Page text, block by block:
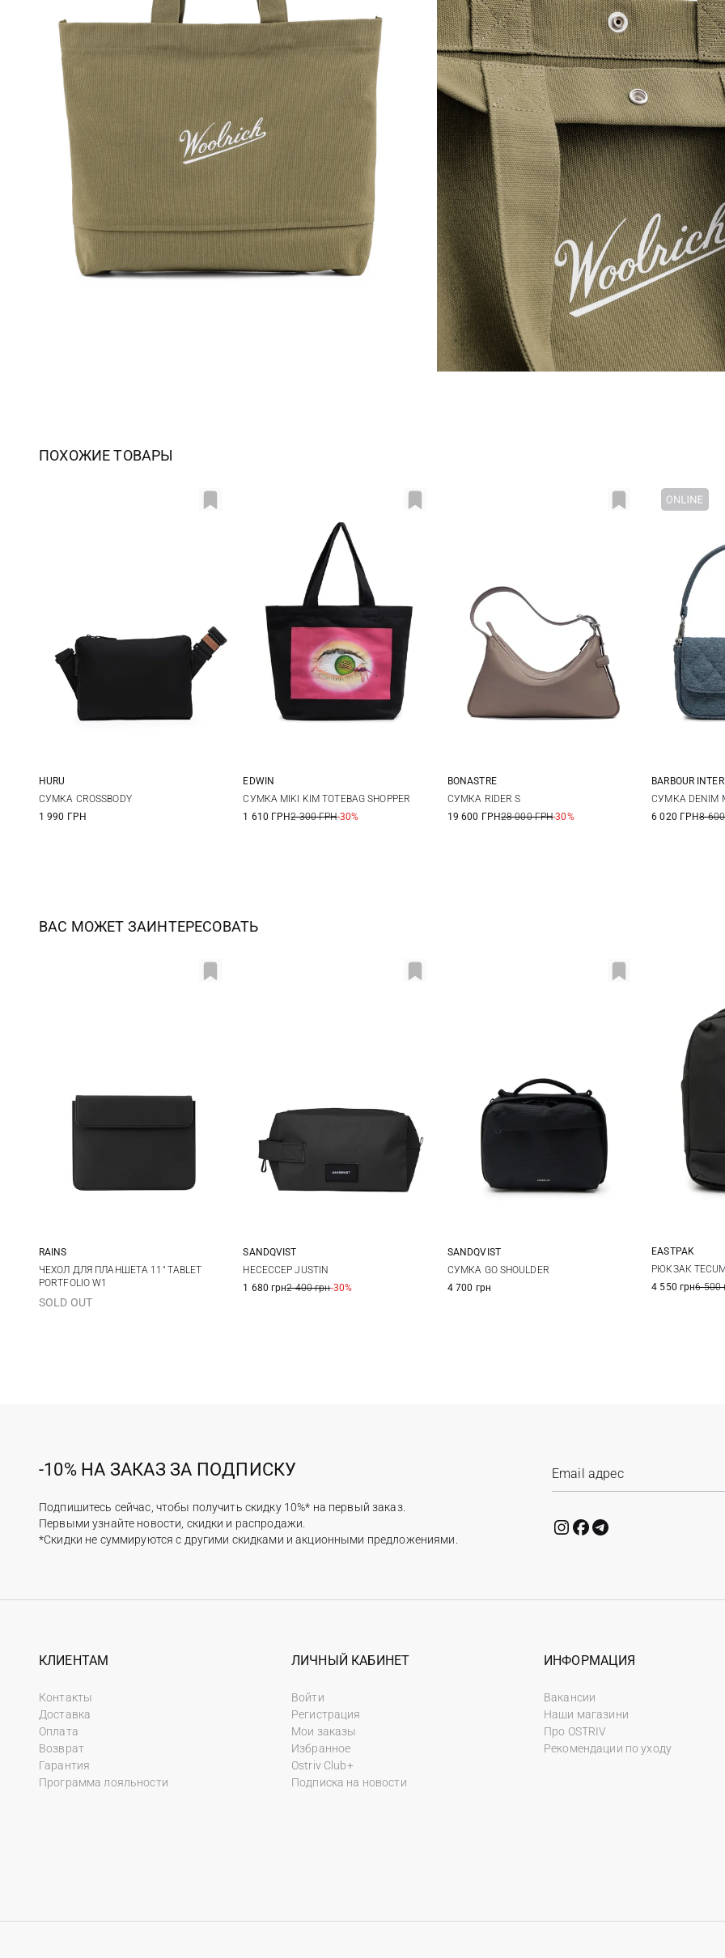
ПОХОЖИЕ ТОВАРЫ
One Size
HURU
СУМКА CROSSBODY
1 990 ГРН
One Size
EDWIN
СУМКА MIKI KIM TOTEBAG SHOPPER
1 610 ГРН2 300 ГРН-30%
35Х20,5Х6СМ
BONASTRE
СУМКА RIDER S
19 600 ГРН28 000 ГРН-30%
BARBOUR
СУМКА DENIM
6 020 ГРН8
ВАС МОЖЕТ ЗАИНТЕРЕСОВАТЬ
One Size
RAINS
ЧЕХОЛ ДЛЯ ПЛАНШЕТА 11" TABLET
PORTFOLIO W1
SOLD OUT
23X13X13СМ
SANDQVIST
НЕСЕССЕР JUSTIN
1 680 грн2 400 грн-30%
22Х16Х9СМ
SANDQVIST
СУМКА GO SHOULDER
4 700 грн
EASTPAK
РЮКЗАК
4 550 грн6 500
-10% НА ЗАКАЗ ЗА ПОДПИСКУ
Подпишитесь сейчас, чтобы получить скидку 10%* на первый заказ.
Первыми узнайте новости, скидки и распродажи.
*Скидки не суммируются с другими скидками и акционными предложениями.
КЛИЕНТАМ
Контакты
Доставка
Оплата
Возврат
Гарантия
Программа лояльности
ЛИЧНЫЙ КАБИНЕТ
Войти
Регистрация
Мои заказы
Избранное
Ostriv Club+
Подписка на новости
ИНФОРМАЦИЯ
Вакансии
Наши магазини
Про OSTRIV
Рекомендации по уходу